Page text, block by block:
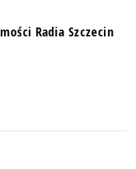
Radia Szczecin